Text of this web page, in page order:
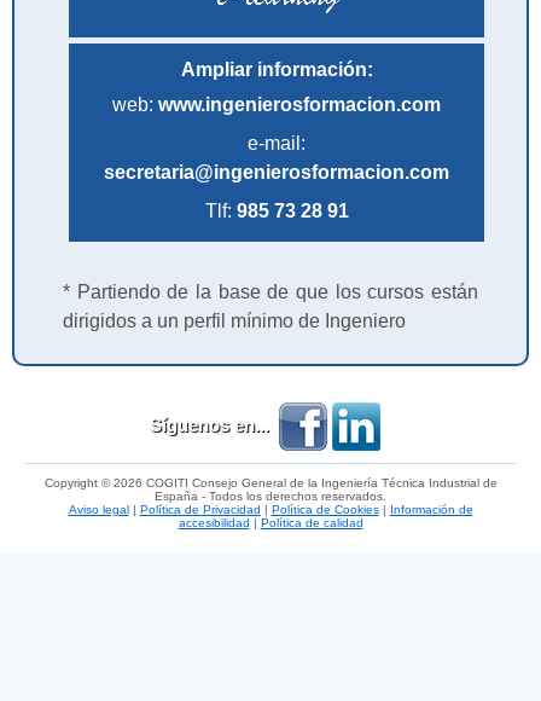
Ampliar información:
web: www.ingenierosformacion.com
e-mail:
secretaria@ingenierosformacion.com
Tlf: 985 73 28 91
* Partiendo de la base de que los cursos están
dirigidos a un perfil mínimo de Ingeniero
Síguenos en...
Copyright © 2026 COGITI Consejo General de la Ingeniería Técnica Industrial de
España - Todos los derechos reservados.
Aviso legal
Política de Privacidad Política de Cookies|
Información de
accesibilidad
Política de calidad